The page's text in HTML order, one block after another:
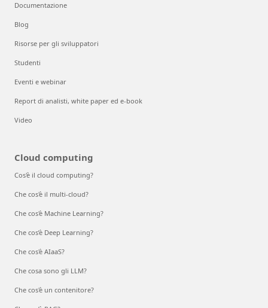
Documentazione
Blog
Risorse per gli sviluppatori
Studenti
Eventi e webinar
Report di analisti, white paper ed e-book
Video
Cloud computing
Cos'è il cloud computing?
Che cos'è il multi-cloud?
Che cos'è Machine Learning?
Che cos’è Deep Learning?
Che cos'è AIaaS?
Che cosa sono gli LLM?
Che cos'è un contenitore?